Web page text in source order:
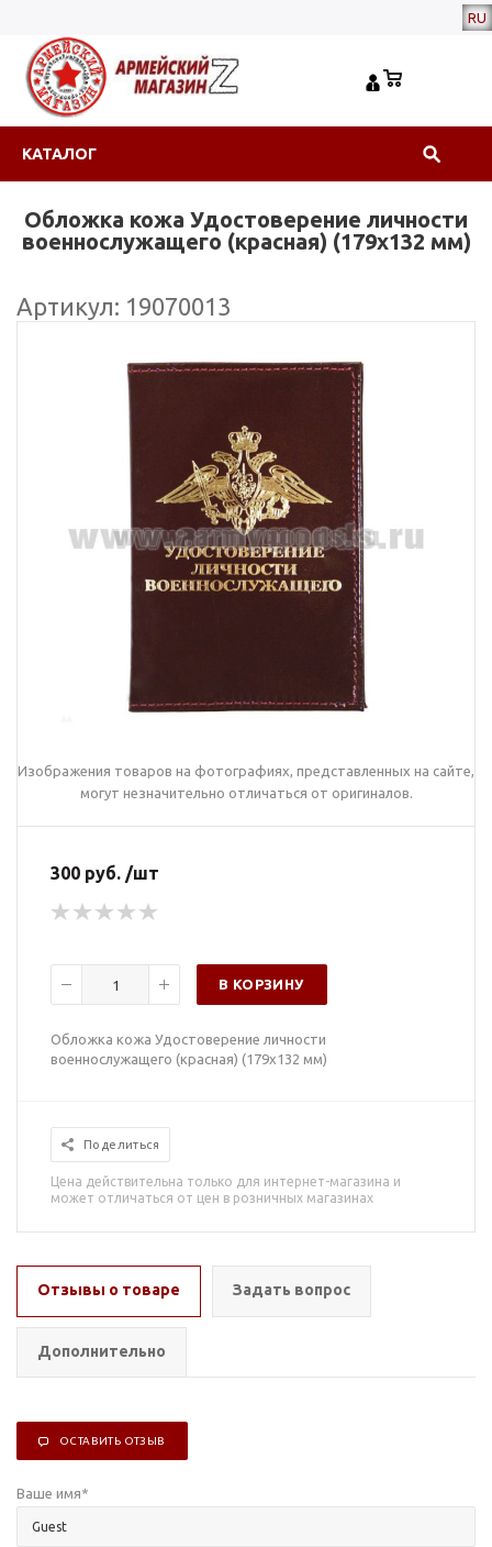
RU
КАТАЛОГ
Обложка кожа Удостоверение личности
военнослужащего (красная) (179x132 мм)
Артикул: 19070013
Изображения товаров на фотографиях, представленных на сайте,
могут незначительно отличаться от оригиналов.
300 руб. /шт
В КОРЗИНУ
Обложка кожа Удостоверение личности
военнослужащего (красная) (179x132 мм)
Поделиться
Цена действительна только для интернет-магазина и
может отличаться от цен в розничных магазинах
Отзывы о товаре Задать вопрос
Дополнительно
ОСТАВИТЬ ОТЗЫВ
Ваше имя*